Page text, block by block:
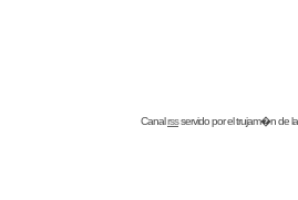
Canalrssservido por eltrujam�nde